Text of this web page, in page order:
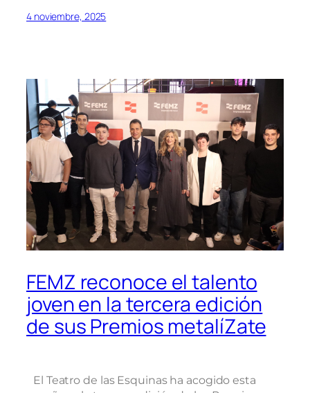
4 noviembre, 2025
FEMZ reconoce el talento
joven en la tercera edición
de sus Premios metalíZate
El Teatro de las Esquinas ha acogido esta